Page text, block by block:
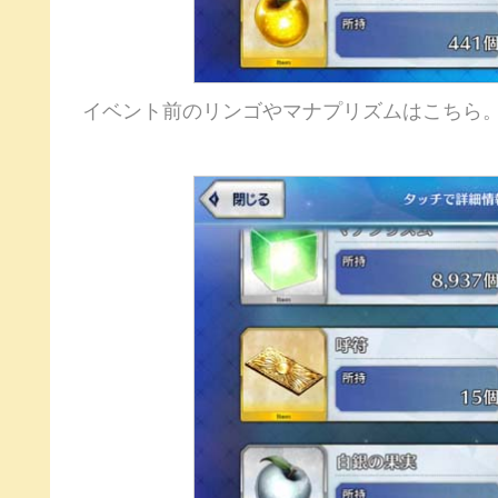
イベント前のリンゴやマナプリズムはこちら